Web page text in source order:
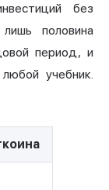
без
половина
период, и
учебник.